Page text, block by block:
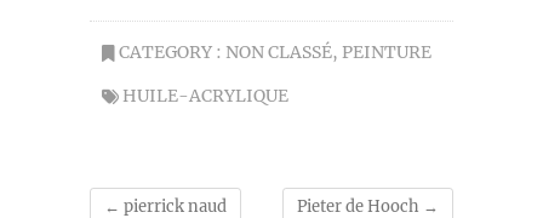
CATEGORY : NON CLASSÉ, PEINTURE
HUILE-ACRYLIQUE
← pierrick naud Pieter de Hooch →